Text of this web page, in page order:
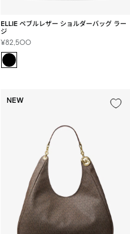
ELLIE ペブルレザー ショルダーバッグ ラー
ジ
セ
ー
ル
¥82,500
NEW